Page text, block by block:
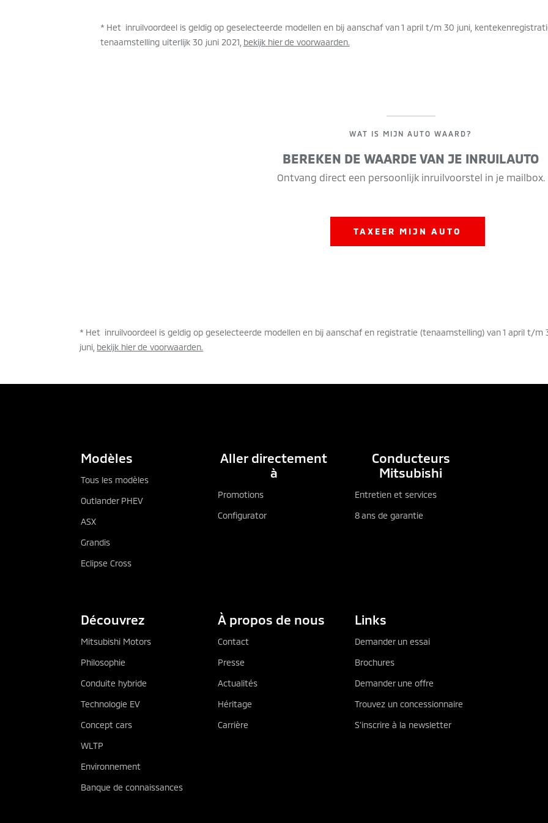
* Het inruilvoordeel is geldig op geselecteerde modellen en bij aanschaf van 1 april t/m 30 juni,
tenaamstelling uiterlijk 30 juni 2021, bekijk hier de voorwaarden.
WAT IS MIJN AUTO WAARD?
BEREKEN DE WAARDE VAN JE INRUILAUTO
Ontvang direct een persoonlijk inruilvoorstel in je mailbox.
TAXEER MIJN AUTO
* Het inruilvoordeel is geldig op geselecteerde modellen en bij aanschaf en registratie (tenaamstelling) van 1 april t/m
juni, bekijk hier de voorwaarden.
Modèles
Tous les modèles
Outlander PHEV
ASX
Grandis
Eclipse Cross
Aller directement
à
Promotions
Configurator
Conducteurs
Mitsubishi
Entretien et services
8 ans de garantie
Découvrez
Mitsubishi Motors
Philosophie
Conduite hybride
Technologie EV
Concept cars
WLTP
Environnement
Banque de connaissances
À propos de nous
Contact
Presse
Actualités
Héritage
Carrière
Links
Demander un essai
Brochures
Demander une offre
Trouvez un concessionnaire
S’inscrire à la newsletter